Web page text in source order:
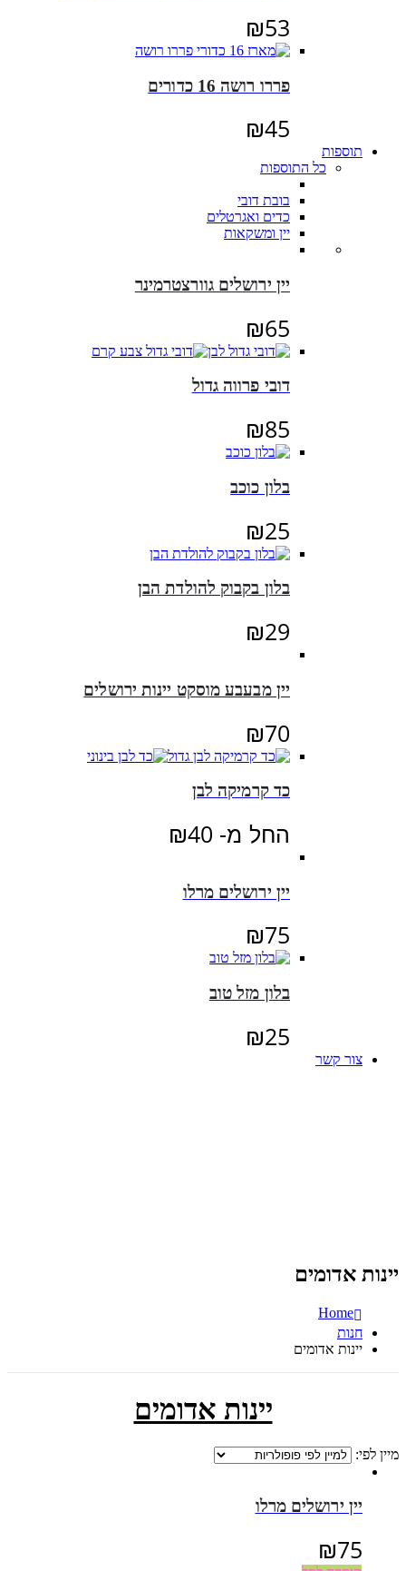
₪53
פררו רושה 16 כדורים
₪45
תוספות
כל התוספות
בובת דובי
כדים ואגרטלים
יין ומשקאות
יין ירושלים גוורצטרמינר
₪65
דובי פרווה גדול
₪85
בלון כוכב
₪25
בלון בקבוק להולדת הבן
₪29
יין מבעבע מוסקט יינות ירושלים
₪70
כד קרמיקה לבן
החל מ- ₪40
יין ירושלים מרלו
₪75
בלון מזל טוב
₪25
צור קשר
יינות אדומים
Home
חנות
יינות אדומים
יינות אדומים
מיין לפי:
יין ירושלים מרלו
₪75